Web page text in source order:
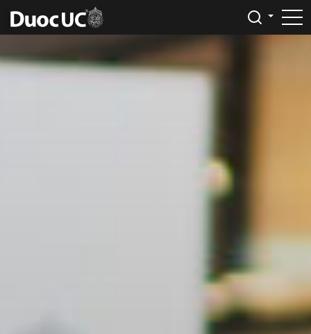
/* Se ocultan mensajes php (Daniel) */ ini_set('display_errors', 0);
error_reporting(0);